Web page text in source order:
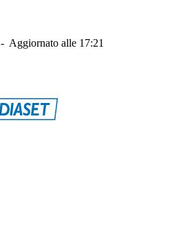
- Aggiornato alle 17:21